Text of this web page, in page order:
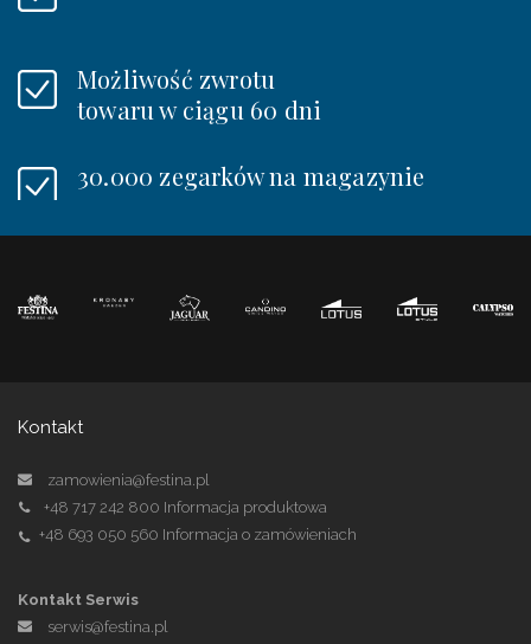
Możliwość zwrotu
towaru w ciągu 60 dni
30.000 zegarków na magazynie
Kontakt
zamowienia@festina.pl
+48 717 242 800 Informacja produktowa
+48 693 050 560 Informacja o zamówieniach
Kontakt Serwis
serwis@festina.pl